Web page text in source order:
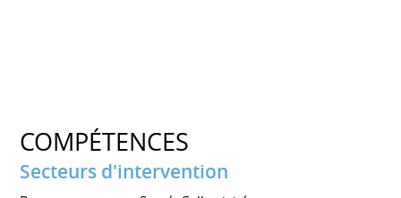
COMPÉTENCES
Secteurs d'intervention